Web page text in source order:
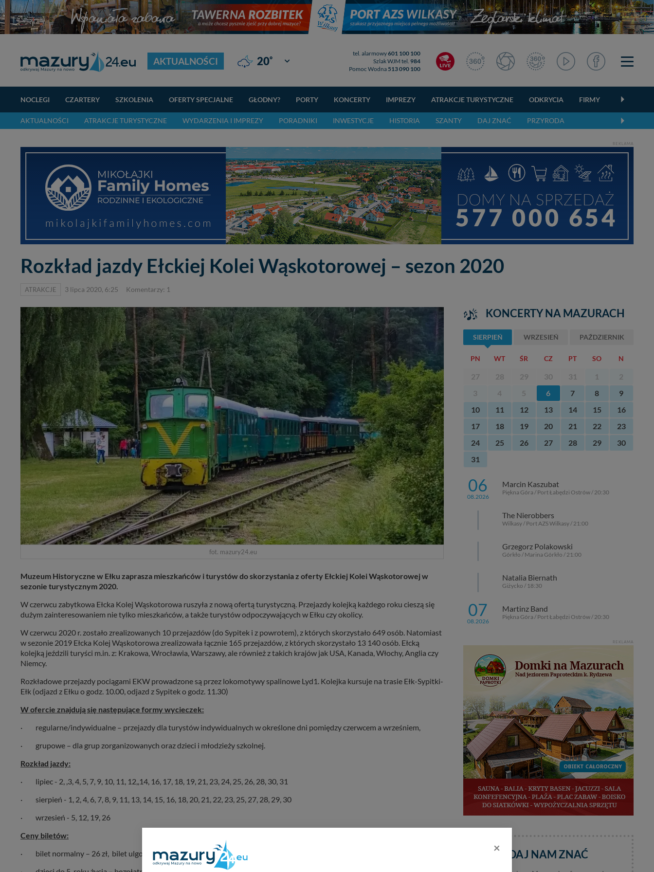
AKTUALNOŚCI 20° Giżycko
tel. alarmowy601 100 100
Szlak WJM tel. 984
Pomoc Wodna 513 090 100
NOCLEGI CZARTERY SZKOLENIA OFERTY SPECJALNE GŁODNY? PORTY KONCERTY IMPREZY ATRAKCJE TURYSTYCZNE ODKRYCIA FIRMY
AKTUALNOŚCI ATRAKCJE TURYSTYCZNE WYDARZENIA I IMPREZY PORADNIKI INWESTYCJE HISTORIA SZANTY DAJ ZNAĆ PRZYRODA
REKLAMA
Rozkład jazdy Ełckiej Kolei Wąskotorowej – sezon 2020
ATRAKCJE 3 lipca 2020, 6:25 Komentarzy: 1
fot. mazury24.eu
Muzeum Historyczne w Ełku zaprasza mieszkańców i turystów do skorzystania z oferty Ełckiej Kolei Wąskotorowej w
sezonie turystycznym 2020.
W czerwcu zabytkowa Ełcka Kolej Wąskotorowa ruszyła z nową ofertą turystyczną. Przejazdy kolejką każdego roku cieszą się
dużym zainteresowaniem nie tylko mieszkańców, a także turystów odpoczywających w Ełku czy okolicy.
W czerwcu 2020 r. zostało zrealizowanych 10 przejazdów (do Sypitek i z powrotem), z których skorzystało 649 osób. Natomiast
w sezonie 2019 Ełcka Kolej Wąskotorowa zrealizowała łącznie 165 przejazdów, z których skorzystało 13 140 osób. Ełcką
kolejką jeździli turyści m.in. z: Krakowa, Wrocławia, Warszawy, ale również z takich krajów jak USA, Kanada, Włochy, Anglia czy
Niemcy.
Rozkładowe przejazdy pociągami EKW prowadzone są przez lokomotywy spalinowe Lyd1. Kolejka kursuje na trasie Ełk-Sypitki-
Ełk (odjazd z Ełku o godz. 10.00, odjazd z Sypitek o godz. 11.30)
W ofercie znajdują się następujące formy wycieczek:
· regularne/indywidualne – przejazdy dla turystów indywidualnych w określone dni pomiędzy czerwcem a wrześniem,
· grupowe – dla grup zorganizowanych oraz dzieci i młodzieży szkolnej.
Rozkład jazdy:
· lipiec - 2, ,3, 4, 5, 7, 9, 10, 11, 12,,14, 16, 17, 18, 19, 21, 23, 24, 25, 26, 28, 30, 31
· sierpień - 1, 2, 4, 6, 7, 8, 9, 11, 13, 14, 15, 16, 18, 20, 21, 22, 23, 25, 27, 28, 29, 30
· wrzesień - 5, 12, 19, 26
Ceny biletów:
· bilet normalny – 26 zł, bilet ulgowy* – 13 zł
KONCERTY NA MAZURACH
SIERPIEŃ WRZESIEŃ PAŹDZIERNIK
PN WT ŚR CZ PT SO N
27 28 29 30 31 1
2
3
4 5 6 7 8
9
10
11 12 13 14 15
16
17
18 19 20 21 22
23
24
25 26 27 28 29
30
31
06
08.2026
Marcin Kaszubat
Piękna Góra / Port Łabędzi Ostrów / 20:30
The Nierobbers
Wilkasy / Port AZS Wilkasy / 21:00
Grzegorz Polakowski
Górkło / Marina Górkło / 21:00
Natalia Biernath
Giżycko / 18:30
07
08.2026
Martinz Band
Piękna Góra / Port Łabędzi Ostrów / 20:30
REKLAMA
DAJ NAM ZNAĆ
×